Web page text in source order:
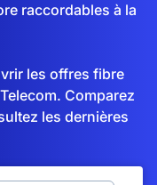
raccordables à la
les offres fibre
Comparez
les dernières